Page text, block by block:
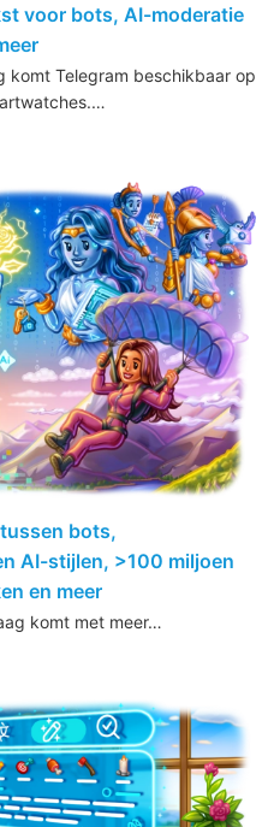
voor bots, AI-moderatie
komt Telegram beschikbaar op
bots,
AI-stijlen, >100 miljoen
en meer
komt met meer…